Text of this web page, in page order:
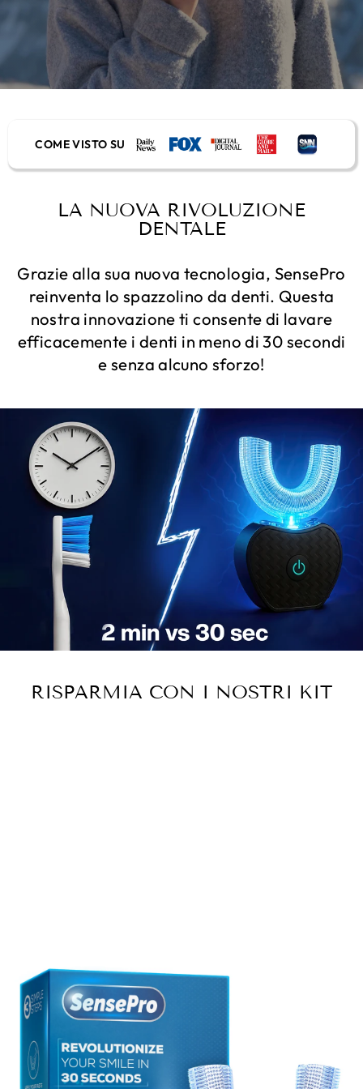
COME VISTO SU
LA NUOVA RIVOLUZIONE
DENTALE
Grazie alla sua nuova tecnologia, SensePro
reinventa lo spazzolino da denti. Questa
nostra innovazione ti consente di lavare
efficacemente i denti in meno di 30 secondi
e senza alcuno sforzo!
RISPARMIA CON I NOSTRI KIT